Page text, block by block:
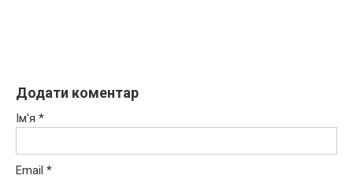
Додати коментар
Ім'я *
Email *